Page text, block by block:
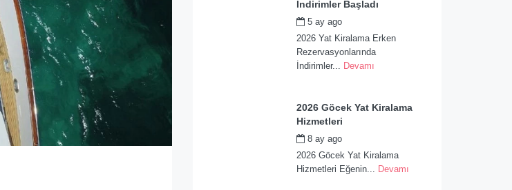
İndirimler Başladı
5 ay ago
2026 Yat Kiralama Erken
Rezervasyonlarında
İndirimler...
Devamı
2026 Göcek Yat Kiralama
Hizmetleri
8 ay ago
2026 Göcek Yat Kiralama
Hizmetleri Eğenin...
Devamı